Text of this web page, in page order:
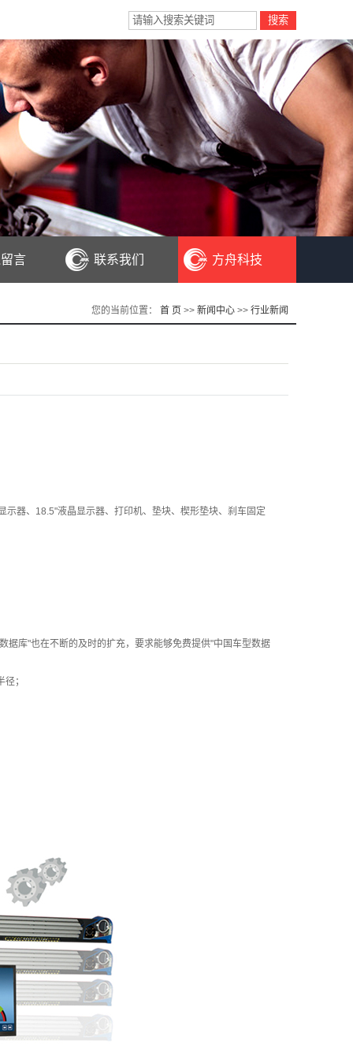
言 联系我们 方舟科技
您的当前位置： 首 页 >> 新闻中心 >> 行业新闻
器、18.5"液晶显示器、打印机、垫块、楔形垫块、刹车固定
据库"也在不断的及时的扩充，要求能够免费提供"中国车型数据
；